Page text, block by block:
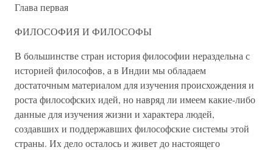
Глава первая
ФИЛОСОФИЯ И ФИЛОСОФЫ
В большинстве стран история философии нераздельна с
историей философов, а в Индии мы обладаем
достаточным материалом для изучения происхождения и
роста философских идей, но навряд ли имеем какие-либо
данные для изучения жизни и характера людей,
создавших и поддержавших философские системы этой
страны. Их дело осталось и живет до настоящего